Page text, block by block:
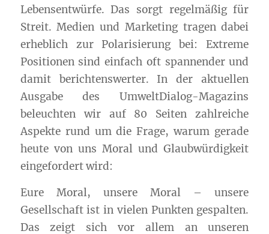
Lebensentwürfe. Das sorgt regelmäßig für
Streit. Medien und Marketing tragen dabei
erheblich zur Polarisierung bei: Extreme
Positionen sind einfach oft spannender und
damit berichtenswerter. In der aktuellen
Ausgabe des UmweltDialog-Magazins
beleuchten wir auf 80 Seiten zahlreiche
Aspekte rund um die Frage, warum gerade
heute von uns Moral und Glaubwürdigkeit
eingefordert wird:
Eure Moral, unsere Moral – unsere
Gesellschaft ist in vielen Punkten gespalten.
Das zeigt sich vor allem an unseren